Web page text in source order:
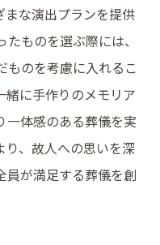
まな演出プランを提供
ものを選ぶ際には、
ものを考慮に入れるこ
緒に手作りのメモリア
一体感のある葬儀を実
り、故人への思いを深
員が満足する葬儀を創